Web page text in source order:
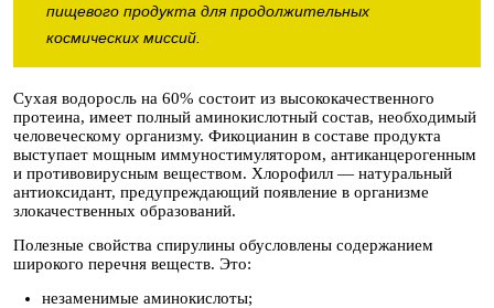
пищевого продукта для продолжительных
космических миссий.
Сухая водоросль на 60% состоит из высококачественного
протеина, имеет полный аминокислотный состав, необходимый
человеческому организму. Фикоцианин в составе продукта
выступает мощным иммуностимулятором, антиканцерогенным
и противовирусным веществом. Хлорофилл — натуральный
антиоксидант, предупреждающий появление в организме
злокачественных образований.
Полезные свойства спирулины обусловлены содержанием
широкого перечня веществ. Это:
незаменимые аминокислоты;